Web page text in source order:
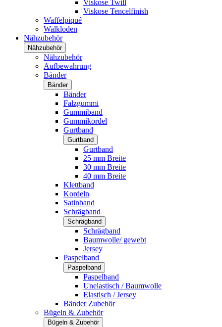
Viskose Twill
Viskose Tencelfinish
Waffelpiqué
Walkloden
Nähzubehör
Nähzubehör
Nähzubehör
Aufbewahrung
Bänder
Bänder
Bänder
Falzgummi
Gummiband
Gummikordel
Gurtband
Gurtband
Gurtband
25 mm Breite
30 mm Breite
40 mm Breite
Klettband
Kordeln
Satinband
Schrägband
Schrägband
Schrägband
Baumwolle/ gewebt
Jersey
Paspelband
Paspelband
Paspelband
Unelastisch / Baumwolle
Elastisch / Jersey
Bänder Zubehör
Bügeln & Zubehör
Bügeln & Zubehör